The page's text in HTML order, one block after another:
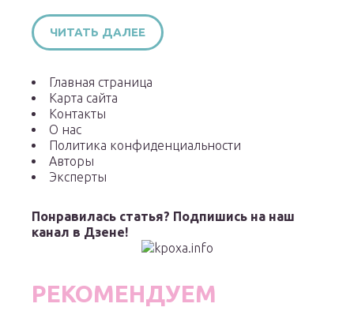
ЧИТАТЬ ДАЛЕЕ
Главная страница
Карта сайта
Контакты
О нас
Политика конфиденциальности
Авторы
Эксперты
Понравилась статья? Подпишись на наш
канал в Дзене!
РЕКОМЕНДУЕМ